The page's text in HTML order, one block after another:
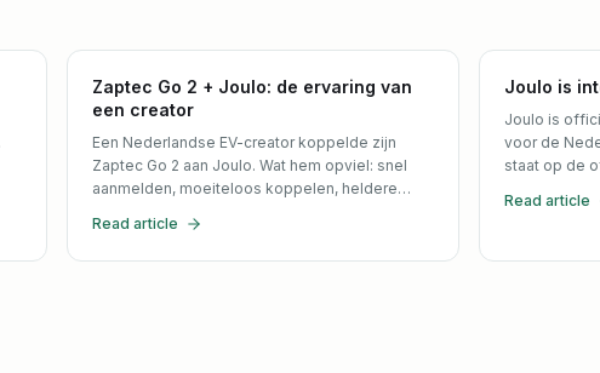
Zaptec Go 2 + Joulo: de ervaring van
een creator
Een Nederlandse EV-creator koppelde zijn
Zaptec Go 2 aan Joulo. Wat hem opviel: snel
aanmelden, moeiteloos koppelen, heldere
Read article
Joulo is
Joulo is
voor de
staat op de
Read article